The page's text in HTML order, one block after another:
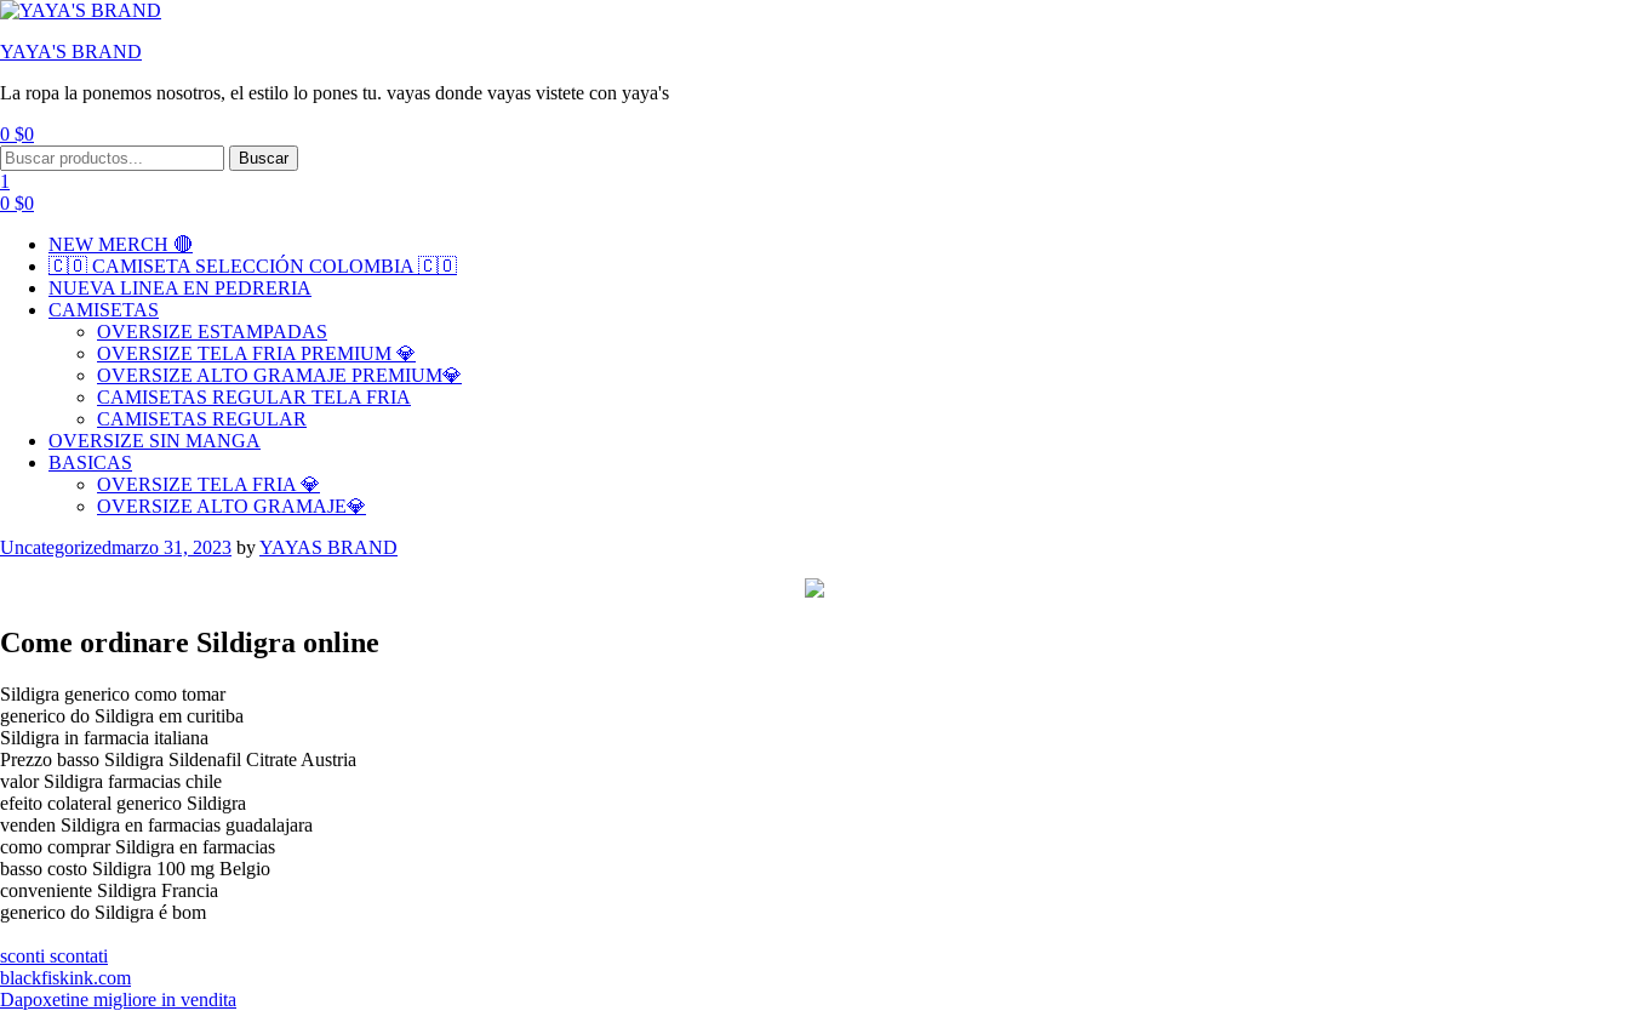
YAYA'S BRAND
La ropa la ponemos nosotros, el estilo lo pones tu. vayas donde vayas vistete con yaya's
0 $0
Menu
Search
for:
Buscar
1
0 $0
NEW MERCH 🔴
🇨🇴 CAMISETA SELECCIÓN COLOMBIA 🇨🇴
NUEVA LINEA EN PEDRERIA
CAMISETAS
OVERSIZE ESTAMPADAS
OVERSIZE TELA FRIA PREMIUM 💎
OVERSIZE ALTO GRAMAJE PREMIUM💎
CAMISETAS REGULAR TELA FRIA
CAMISETAS REGULAR
OVERSIZE SIN MANGA
BASICAS
OVERSIZE TELA FRIA 💎
OVERSIZE ALTO GRAMAJE💎
Categories
Uncategorizedmarzo 31, 2023 byYAYAS BRAND
Come ordinare Sildigra online
Sildigra generico como tomar
generico do Sildigra em curitiba
Sildigra in farmacia italiana
Prezzo basso Sildigra Sildenafil Citrate Austria
valor Sildigra farmacias chile
efeito colateral generico Sildigra
venden Sildigra en farmacias guadalajara
como comprar Sildigra en farmacias
basso costo Sildigra 100 mg Belgio
conveniente Sildigra Francia
generico do Sildigra é bom
sconti scontati
blackfiskink.com
Dapoxetine migliore in vendita